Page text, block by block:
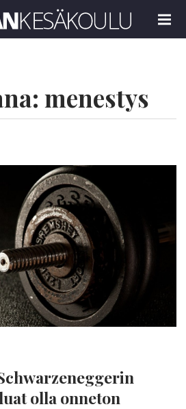
MENU
menestys
olla onneton